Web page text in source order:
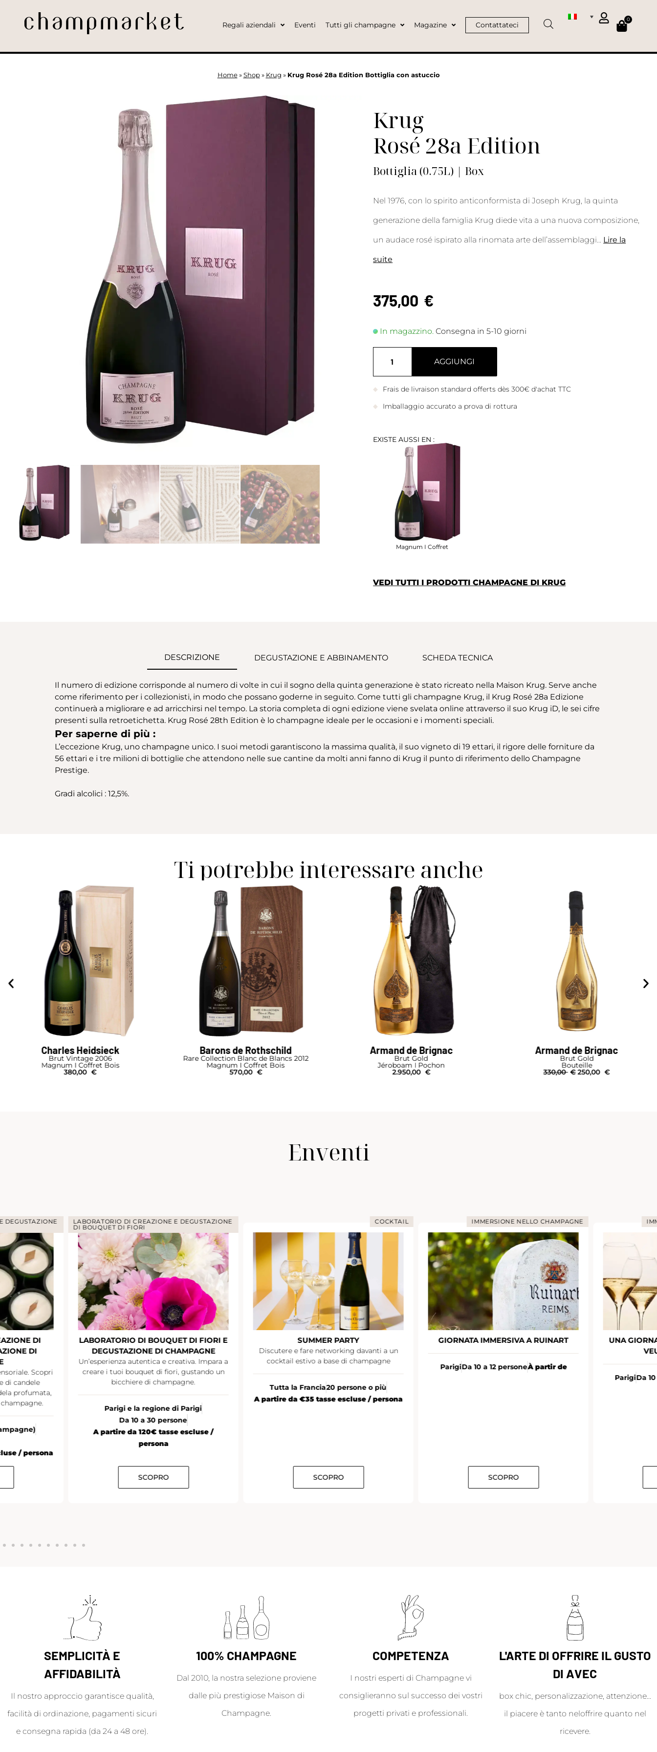
Regali aziendali Eventi Tutti gli champagne Magazine Contattateci
0
Home» Shop» Krug » Krug Rosé 28a Edition Bottiglia con astuccio
Krug
Rosé 28a Edition
Bottiglia (0.75L) | Box
Nel 1976, con lo spirito anticonformista di Joseph Krug, la quinta
generazione della famiglia Krug diede vita a una nuova composizione,
un audace rosé ispirato alla rinomata arte dell’assemblaggi Lire la
suite
375,00 €
In magazzino.Consegna in 5-10 giorni
AGGIUNGI
Frais de livraison standard offerts dès 300€ d'achat TTC
Imballaggio accurato a prova di rottura
EXISTE AUSSI EN :
Magnum I Coffret
VEDI TUTTI I PRODOTTI CHAMPAGNE DI KRUG
DESCRIZIONE DEGUSTAZIONE E ABBINAMENTO SCHEDA TECNICA
Il numero di edizione corrisponde al numero di volte in cui il sogno della quinta generazione è stato ricreato nella Maison Krug. Serve anche
come riferimento per i collezionisti, in modo che possano goderne in seguito. Come tutti gli champagne Krug, il Krug Rosé 28a Edizione
continuerà a migliorare e ad arricchirsi nel tempo. La storia completa di ogni edizione viene svelata online attraverso il suo Krug iD, le sei cifre
presenti sulla retroetichetta. Krug Rosé 28th Edition è lo champagne ideale per le occasioni e i momenti speciali.
Per saperne di più :
L’eccezione Krug, uno champagne unico. I suoi metodi garantiscono la massima qualità, il suo vigneto di 19 ettari, il rigore delle forniture da
56 ettari e i tre milioni di bottiglie che attendono nelle sue cantine da molti anni fanno di Krug il punto di riferimento dello Champagne
Prestige.
Gradi alcolici : 12,5%.
Ti potrebbe interessare anche
Charles Heidsieck
Brut Vintage 2006
Magnum I Coffret Bois
380,00 €
Barons de Rothschild
Rare Collection Blanc de Blancs 2012
Magnum I Coffret Bois
570,00 €
Armand de Brignac
Brut Gold
Jéroboam I Pochon
2.950,00 €
Armand de Brignac
Brut Gold
Bouteille
330,00 € 250,00 €
Enventi
DEGUSTAZIONE
DI
DI
Scopri
di candele
profumata,
/ persona
LABORATORIO DI CREAZIONE E DEGUSTAZIONE
DI BOUQUET DI FIORI
LABORATORIO DI BOUQUET DI FIORI E
DEGUSTAZIONE DI CHAMPAGNE
Un’esperienza autentica e creativa. Impara a
creare i tuoi bouquet di fiori, gustando un
bicchiere di champagne.
Parigi e la regione di Parigi
Da 10 a 30 persone
A partire da 120€ tasse escluse /
persona
SCOPRO
COCKTAIL
SUMMER PARTY
Discutere e fare networking davanti a un
cocktail estivo a base di champagne
Tutta la Francia20 persone o più
A partire da €35 tasse escluse / persona
SCOPRO
IMMERSIONE NELLO CHAMPAGNE
GIORNATA IMMERSIVA A RUINART
ParigiDa 10 a 12 personeÀ partir de
SCOPRO
UNA
ParigiDa
SEMPLICITÀ E
AFFIDABILITÀ
Il nostro approccio garantisce qualità,
facilità di ordinazione, pagamenti sicuri
e consegna rapida (da 24 a 48 ore).
100% CHAMPAGNE
Dal 2010, la nostra selezione proviene
dalle più prestigiose Maison di
Champagne.
COMPETENZA
I nostri esperti di Champagne vi
consiglieranno sul successo dei vostri
progetti privati e professionali.
L'ARTE DI OFFRIRE IL GUSTO
DI AVEC
box chic, personalizzazione, attenzione...
il piacere è tanto neloffrire quanto nel
ricevere.